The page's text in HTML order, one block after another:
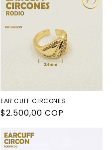
EAR CUFF CIRCONES
Precio
$2.500,00 COP